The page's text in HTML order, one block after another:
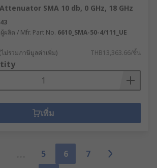
SMA 10 db, 0 GHz, 18 GHz
ผลิต / Mfr. Part No. 6610_SMA-50-4/111_UE
(ไม่รวมภาษีมูลค่าเพิ่ม) THB13,363.66/ชิ้น
เพิ่ม
5 6
7